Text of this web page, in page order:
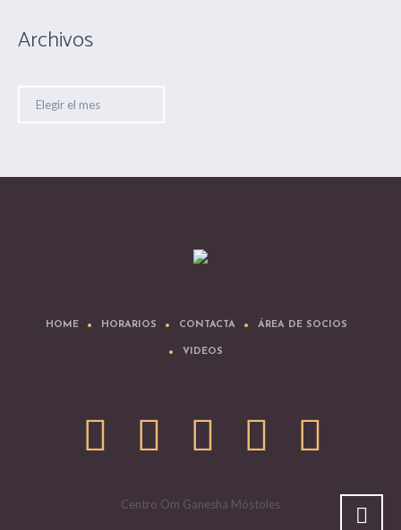
Archivos
HOME HORARIOS CONTACTA ÁREA DE SOCIOS
VIDEOS
Centro Om Ganesha Móstoles